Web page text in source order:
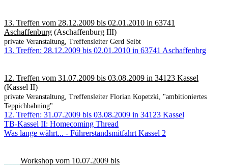
13. Treffen vom 28.12.2009 bis 02.01.2010 in 63741
Aschaffenburg (Aschaffenburg III)
private Veranstaltung, Treffensleiter Gerd Seibt
13. Treffen: 28.12.2009 bis 02.01.2010 in 63741 Aschaffenbrg
12. Treffen vom 31.07.2009 bis 03.08.2009 in 34123 Kassel
(Kassel II)
private Veranstaltung, Treffensleiter Florian Kopetzki, "ambitioniertes
Teppichbahning"
12. Treffen: 31.07.2009 bis 03.08.2009 in 34123 Kassel
TB-Kassel II: Homecoming Thread
Was lange währt... - Führerstandsmitfahrt Kassel 2
Workshop vom 10.07.2009 bis